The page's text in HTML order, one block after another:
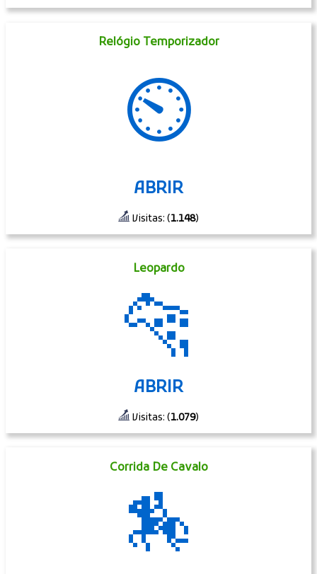
Relógio Temporizador
⏲
ABRIR
Visitas: (1.148)
Leopardo
🐆
ABRIR
Visitas: (1.079)
Corrida De Cavalo
🏇